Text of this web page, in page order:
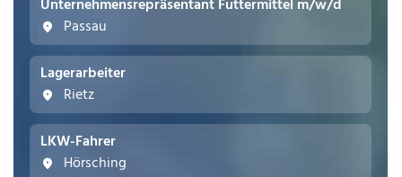
Unternehmensrepräsentant Futtermittel m/w/d
Passau
Lagerarbeiter
Rietz
LKW-Fahrer
Hörsching